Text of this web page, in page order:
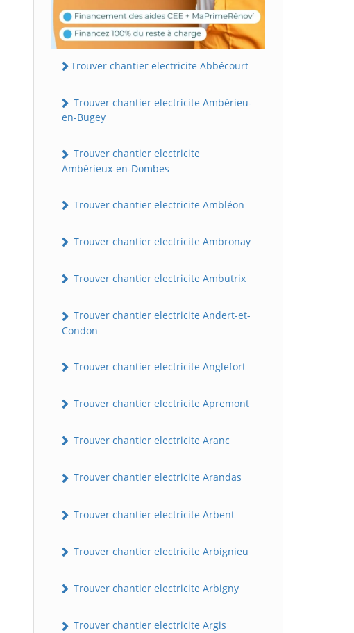
Trouver chantier electricite Abbécourt
Trouver chantier electricite Ambérieu-
en-Bugey
Trouver chantier electricite
Ambérieux-en-Dombes
Trouver chantier electricite Ambléon
Trouver chantier electricite Ambronay
Trouver chantier electricite Ambutrix
Trouver chantier electricite Andert-et-
Condon
Trouver chantier electricite Anglefort
Trouver chantier electricite Apremont
Trouver chantier electricite Aranc
Trouver chantier electricite Arandas
Trouver chantier electricite Arbent
Trouver chantier electricite Arbignieu
Trouver chantier electricite Arbigny
Trouver chantier electricite Argis